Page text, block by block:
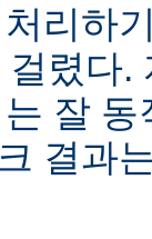
리하
렸다.
잘
결과